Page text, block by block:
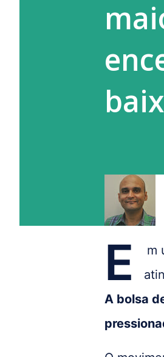
a prática
E
m
A bolsa